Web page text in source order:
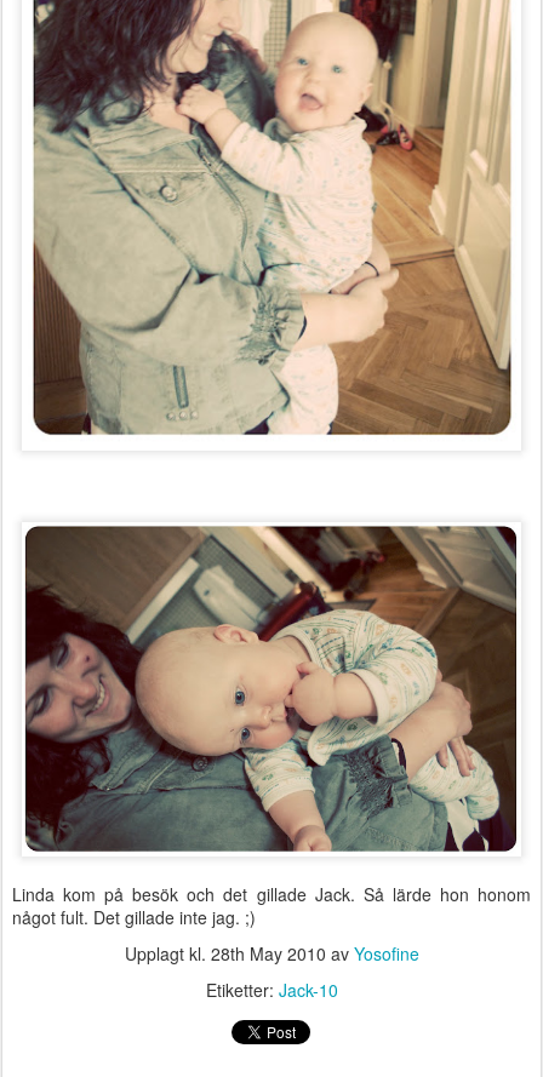
Linda kom på besök och det gillade Jack. Så lärde hon honom
något fult. Det gillade inte jag. ;)
Upplagt kl. 28th May 2010 av Yosofine
Etiketter: Jack-10